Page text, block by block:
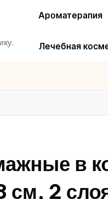
Ароматерапия
Лечебная
в
2